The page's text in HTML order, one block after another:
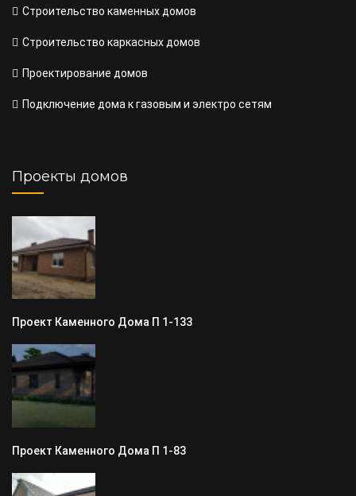
Строительство каменных домов
Строительство каркасных домов
Проектирование домов
Подключение дома к газовым и электро сетям
Проекты домов
Проект Каменного Дома П 1-133
Проект Каменного Дома П 1-83